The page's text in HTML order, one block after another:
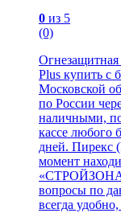
0 из 5
(0)
Plus купить с
Московской
по России
наличными,
кассе любого
дней. Пирекс
момент
вопросы по
всегда